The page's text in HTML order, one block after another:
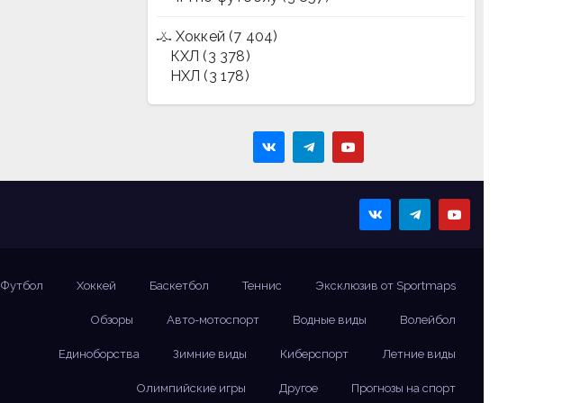
Хоккей (7 404)
КХЛ (3 378)
НХЛ (3 178)
Футбол Хоккей Баскетбол Теннис Эксклюзив от Sportmaps
Обзоры Авто-мотоспорт Водные виды Волейбол
Единоборства Зимние виды Киберспорт Летние виды
Олимпийские игры Другое Прогнозы на спорт